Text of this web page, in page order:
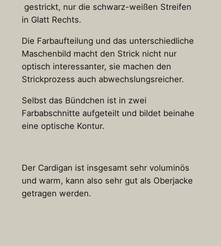
gestrickt, nur die schwarz-weißen Streifen
in Glatt Rechts.
Die Farbaufteilung und das unterschiedliche
Maschenbild macht den Strick nicht nur
optisch interessanter, sie machen den
Strickprozess auch abwechslungsreicher.
Selbst das Bündchen ist in zwei
Farbabschnitte aufgeteilt und bildet beinahe
eine optische Kontur.
Der Cardigan ist insgesamt sehr voluminös
und warm, kann also sehr gut als Oberjacke
getragen werden.